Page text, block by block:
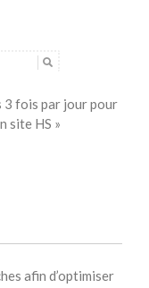
3 fois par jour pour
site HS »
afin d’optimiser